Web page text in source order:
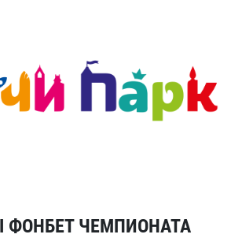
ФОНБЕТ ЧЕМПИОНАТА